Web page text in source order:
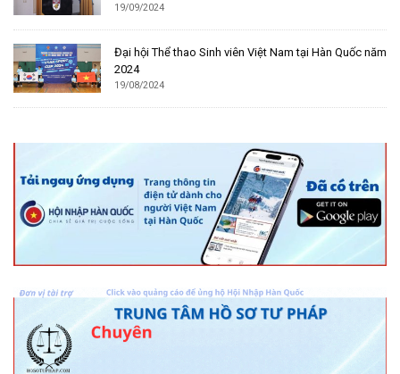
19/09/2024
Đại hội Thể thao Sinh viên Việt Nam tại Hàn Quốc năm
2024
19/08/2024